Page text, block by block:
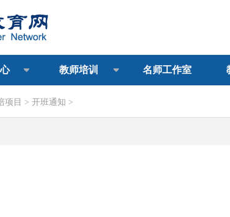
教师培训 名师工作室
项目 >开班通知 >